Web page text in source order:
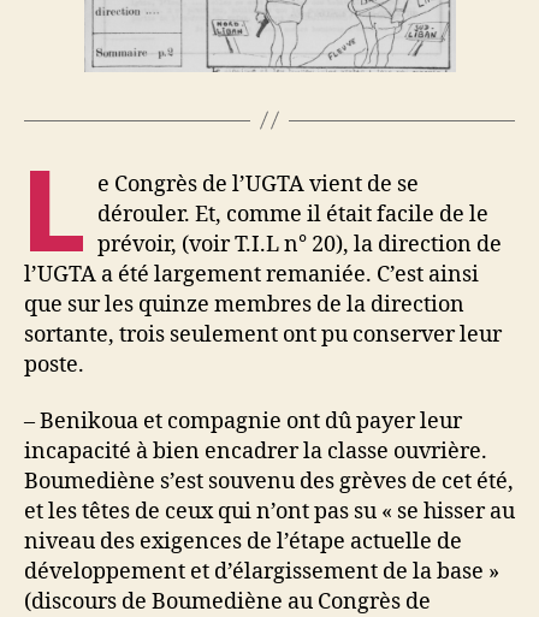
L e Congrès de l’UGTA vient de se
dérouler. Et, comme il était facile de le
prévoir, (voir T.I.L n° 20), la direction de
l’UGTA a été largement remaniée. C’est ainsi
que sur les quinze membres de la direction
sortante, trois seulement ont pu conserver leur
poste.
– Benikoua et compagnie ont dû payer leur
incapacité à bien encadrer la classe ouvrière.
Boumediène s’est souvenu des grèves de cet été,
et les têtes de ceux qui n’ont pas su « se hisser au
niveau des exigences de l’étape actuelle de
développement et d’élargissement de la base »
(discours de Boumediène au Congrès de